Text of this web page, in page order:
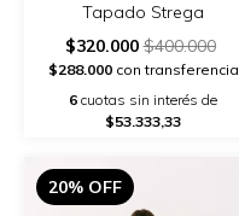
Tapado Strega
$320.000$400.000
$288.000con transferencia
6 cuotas sin interés de
$53.333,33
20% OFF